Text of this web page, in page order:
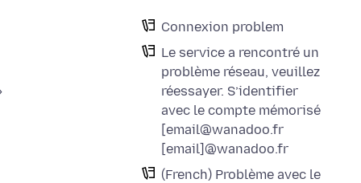
Connexion problem
Le service a rencontré un
problème réseau, veuillez
réessayer. S’identifier
avec le compte mémorisé
[email@wanadoo.fr
[email]@wanadoo.fr
(French) Problème avec le